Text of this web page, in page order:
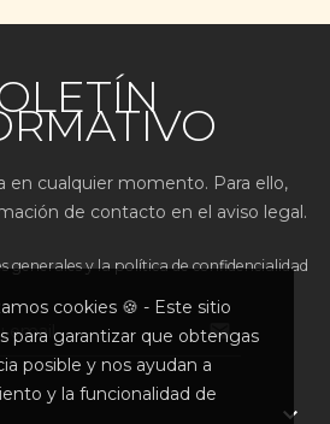
cookies 🍪 - Este sitio
para garantizar que obtengas
posible y nos ayudan a
y la funcionalidad de
en cualquier momento. Para ello,
de contacto en el aviso legal.
generales y la política de confidencialidad

